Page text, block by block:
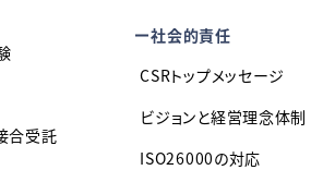
合受託
社会的責任
CSRトップメッセージ
ビジョンと経営理念体制
ISO26000の対応